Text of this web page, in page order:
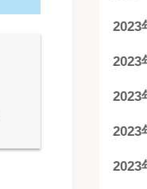
2023
2023
2023
2023
2023